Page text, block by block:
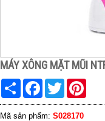
MÁY XÔNG MẶT MŨI
Share FacebookTwitter
Mã sản phẩm: S028170